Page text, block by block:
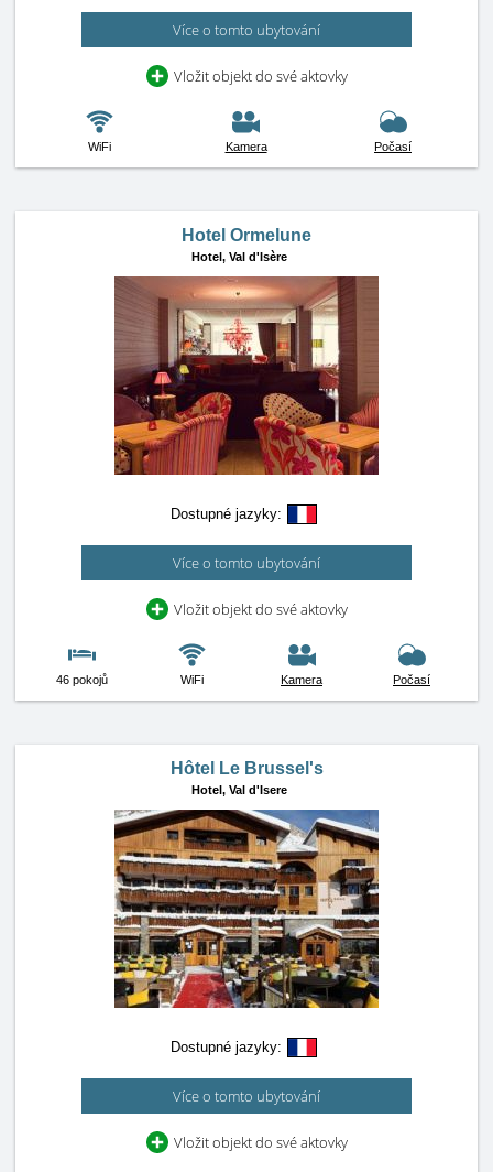
Více o tomto ubytování
Vložit objekt do své aktovky
WiFi Kamera Počasí
Hotel Ormelune
Hotel, Val d'Isère
Dostupné jazyky:
Více o tomto ubytování
Vložit objekt do své aktovky
46 pokojů WiFi Kamera Počasí
Hôtel Le Brussel's
Hotel, Val d'Isere
Dostupné jazyky:
Více o tomto ubytování
Vložit objekt do své aktovky